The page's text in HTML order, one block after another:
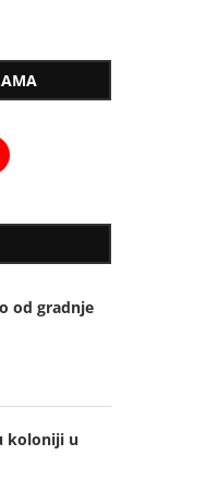
od gradnje
koloniji u